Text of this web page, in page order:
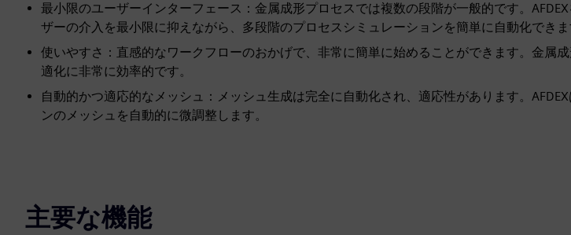
最小限のユーザーインターフェース：金属成形プロセスでは複数の段階が一般的です。
ザーの介入を最小限に抑えながら、多段階のプロセスシミュレーションを簡単に自動化できま
使いやすさ：直感的なワークフローのおかげで、非常に簡単に始めることができます。金属
適化に非常に効率的です。
自動的かつ適応的なメッシュ：メッシュ生成は完全に自動化され、適応性があります。
ンのメッシュを自動的に微調整します。
主要な機能